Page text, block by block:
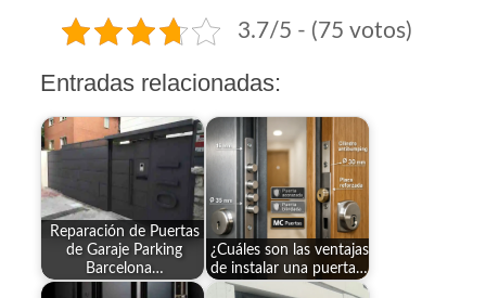
3.7/5 - (75 votos)
Entradas relacionadas:
Reparación de Puertas
de Garaje Parking
Barcelona…
¿Cuáles son las ventajas
de instalar una puerta…